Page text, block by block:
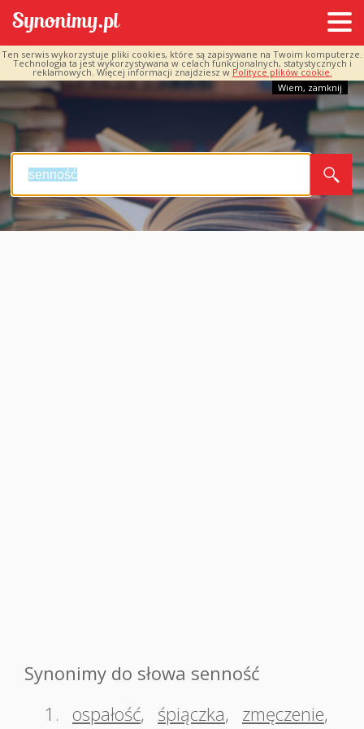
Ten serwis wykorzystuje pliki cookies, które są zapisywane na Twoim komputerze.
Technologia ta jest wykorzystywana w celach funkcjonalnych, statystycznych i
reklamowych. Więcej informacji znajdziesz w Polityce plików cookie.
Wiem, zamknij
Synonimy do słowa senność
1.
ospałość, śpiączka, zmęczenie,